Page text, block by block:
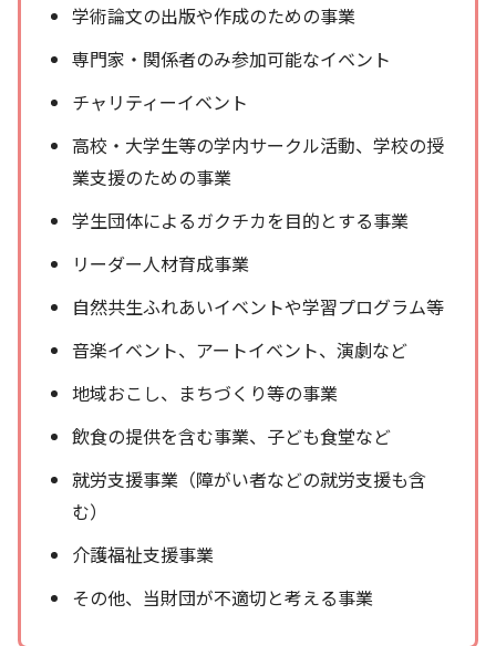
学術論文の出版や作成のための事業
専門家・関係者のみ参加可能なイベント
チャリティーイベント
高校・大学生等の学内サークル活動、学校の授
業支援のための事業
学生団体によるガクチカを目的とする事業
リーダー人材育成事業
自然共生ふれあいイベントや学習プログラム等
音楽イベント、アートイベント、演劇など
地域おこし、まちづくり等の事業
飲食の提供を含む事業、子ども食堂など
就労支援事業（障がい者などの就労支援も含
む）
介護福祉支援事業
その他、当財団が不適切と考える事業